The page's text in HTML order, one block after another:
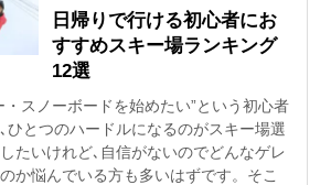
日帰りで行ける初心者にお
すすめスキー場ランキング
12選
・スノーボードを始めたい”という初心者
ひとつのハードルになるのがスキー場選
たいけれど､自信がないのでどんなゲレ
か悩んでいる方も多いはずです。そこ